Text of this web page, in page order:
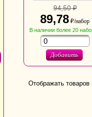
94,50 ₽
89,78 ₽/набор
В наличииболее 20
Добавить
Отображать